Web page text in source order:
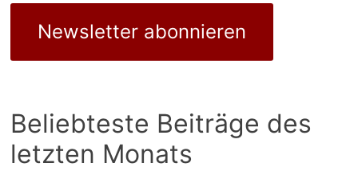
Newsletter abonnieren
Beliebteste Beiträge des
letzten Monats